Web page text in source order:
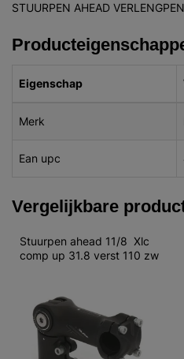
STUURPEN AHEAD
Eigenschap
Merk
Ean upc
Vergelijkbare
Stuurpen ahead 11/8  Xlc
comp up 31.8 verst 110 zw